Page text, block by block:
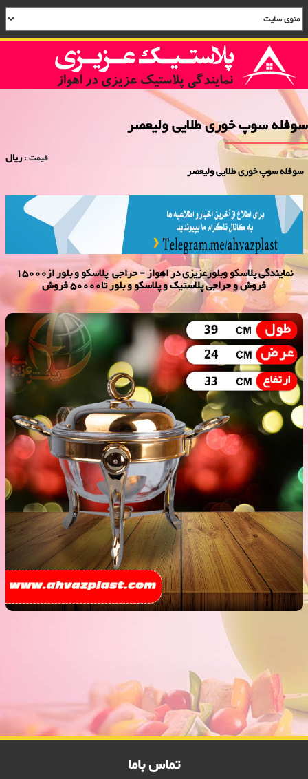
سوفله سوپ خوری طلایی ولیعصر
قیمت :ریال
سوفله سوپ خوری طلایی ولیعصر
نمایندگی پلاسكو وبلورعزیزی در اهواز - حراجی پلاسکو و بلور از15000
فروش و حراجی پلاستیک و پلاسکو و بلور تا50000 فروش
سوفله سوپ خوری طلایی ولیعصر
فروش,بلور 15000 فروش,فروش پلاستیک 10000 تومانی,فروش پلاستیک
دکوریجات فروش پلاسکو 15000 تومانی, فروش پلاسکو 10000 تومانی, پلاسکو
10000 فروش, پلاسکو 15000 فروش
تماس باما